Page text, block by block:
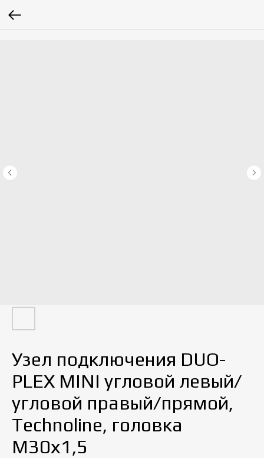
Узел подключения DUO-
PLEX MINI угловой левый/
угловой правый/прямой,
Technoline, головка
М30х1,5